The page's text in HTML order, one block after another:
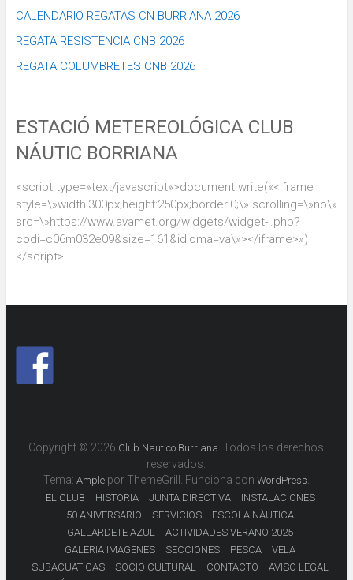
CALENDARIO REGATAS CN BURRIANA 2026
REGATA RESISTENCIA CNB 2026
REGATA COLUMBRETES CNB 2026
ESTACIÓ METEREOLÓGICA CLUB
NÁUTIC BORRIANA
<script type=»text/javascript»>document.write(«<iframe
style=\»width:300px;height:250px;border:0;\» scrolling=\»no\»
src=\»https://www.avamet.org/widgets/widget-l.php?
codi=c06m032e09&size=161&idioma=va\»></iframe>»)
</script>
Copyright © 2026 Club Nautico Burriana . Todos los derechos
reservados.
Tema: Amplepor ThemeGrill. Funciona con WordPress
EL CLUB HISTORIA JUNTA DIRECTIVA
INSTALACIONES
50 ANIVERSARIO
SERVICIOS
ESCOLA NÀUTICA
GALLARDETE AZUL
ACTIVIDADES VERANO 2025
GALERIA IMAGENES
SECCIONES PESCA
VELA
SUBACUATICAS
SOCIO CULTURAL CONTACTO
AVISO LEGAL